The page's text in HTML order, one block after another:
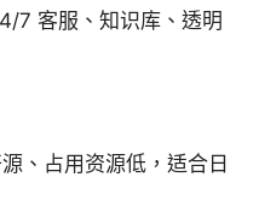
7 客服、知识库、透明
、占用资源低，适合日